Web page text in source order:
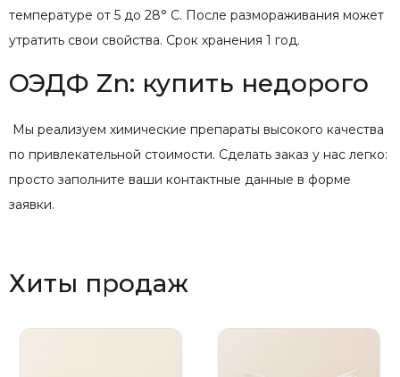
температуре от 5 до 28° С. После размораживания может
утратить свои свойства. Срок хранения 1 год.
ОЭДФ Zn: купить недорого
Мы реализуем химические препараты высокого качества
по привлекательной стоимости. Сделать заказ у нас легко:
просто заполните ваши контактные данные в форме
заявки.
Хиты продаж